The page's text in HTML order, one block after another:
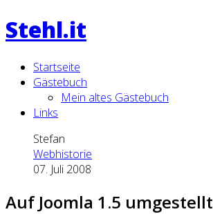
Stehl.it
Startseite
Gästebuch
Mein altes Gästebuch
Links
Stefan
Webhistorie
07. Juli 2008
Auf Joomla 1.5 umgestellt